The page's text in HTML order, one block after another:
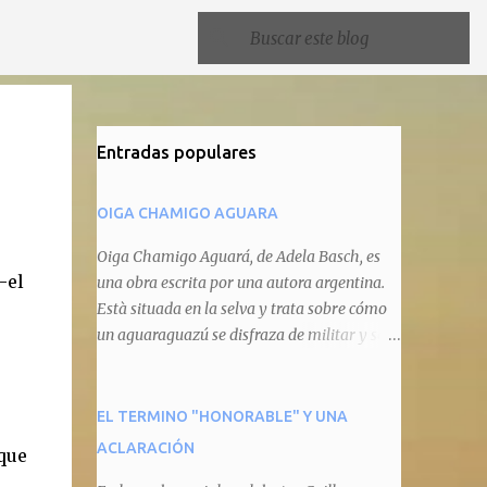
el
Entradas populares
OIGA CHAMIGO AGUARA
Oiga Chamigo Aguará, de Adela Basch, es
una obra escrita por una autora argentina.
Està situada en la selva y trata sobre cómo
un aguaraguazú se disfraza de militar y se
animal que pretenda circular por ahí. En
primera instancia aparece Teteu, el tero,
EL TERMINO "HONORABLE" Y UNA
ACLARACIÓN